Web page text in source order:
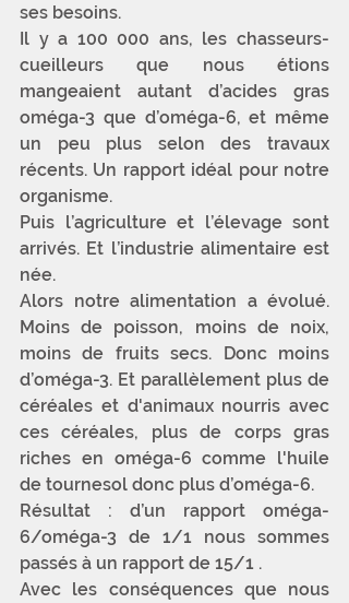
ses besoins.
Il y a 100 000 ans, les chasseurs-
cueilleurs que nous étions
mangeaient autant d’acides gras
oméga-3 que d’oméga-6, et même
un peu plus selon des travaux
récents. Un rapport idéal pour notre
organisme.
Puis l’agriculture et l’élevage sont
arrivés. Et l’industrie alimentaire est
née.
Alors notre alimentation a évolué.
Moins de poisson, moins de noix,
moins de fruits secs. Donc moins
d’oméga-3. Et parallèlement plus de
céréales et d'animaux nourris avec
ces céréales, plus de corps gras
riches en oméga-6 comme l'huile
de tournesol donc plus d’oméga-6.
Résultat : d’un rapport oméga-
6/oméga-3 de 1/1 nous sommes
passés à un rapport de 15/1 .
Avec les conséquences que nous